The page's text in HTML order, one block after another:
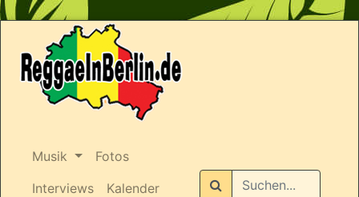
Musik
Fotos
Interviews
Kalender
Suchen